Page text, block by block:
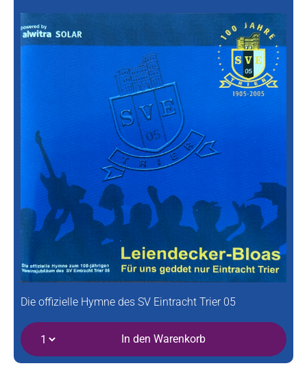
Die offizielle Hymne des SV Eintracht Trier 05
In den Warenkorb